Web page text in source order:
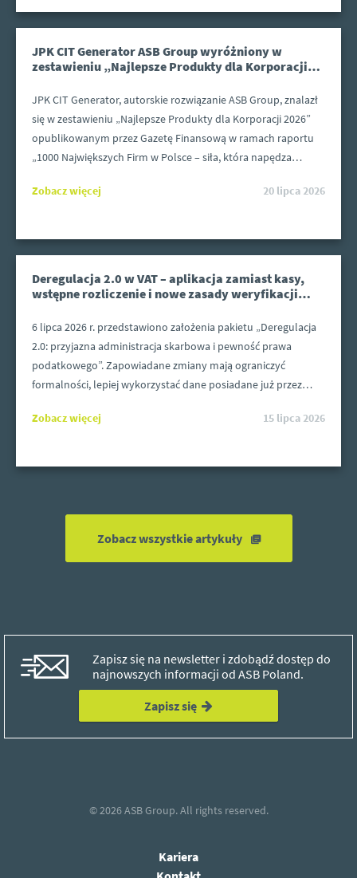
JPK CIT Generator ASB Group wyróżniony w
zestawieniu „Najlepsze Produkty dla Korporacji
JPK CIT Generator, autorskie rozwiązanie ASB Group, znalazł
się w zestawieniu „Najlepsze Produkty dla Korporacji 2026”
opublikowanym przez Gazetę Finansową w ramach raportu
„1000 Największych Firm w Polsce – siła, która napędza
odpowiadającym na konkretne potrzeby dużych
Zobacz więcej 20 lipca 2026
Deregulacja 2.0 w VAT – aplikacja zamiast kasy,
wstępne rozliczenie i nowe zasady weryfikacji
6 lipca 2026 r. przedstawiono założenia pakietu „Deregulacja
2.0: przyjazna administracja skarbowa i pewność prawa
podatkowego”. Zapowiadane zmiany mają ograniczyć
formalności, lepiej wykorzystać dane posiadane już przez
podatników z organami podatkowymi.
Zobacz więcej 15 lipca 2026
Zobacz wszystkie artykuły
Zapisz się na newsletter i zdobądź dostęp do
najnowszych informacji od ASB Poland.
Zapisz się
© 2026ASB Group.All rights reserved.
Kariera